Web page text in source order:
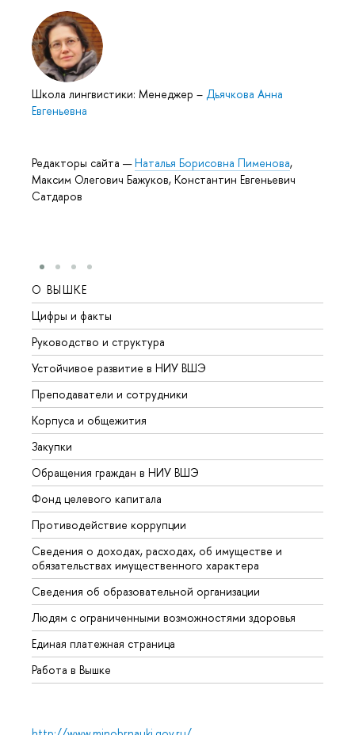
Школа лингвистики: Менеджер – Дьячкова Анна
Евгеньевна
Редакторы сайта —Наталья Борисовна Пименова,
Максим Олегович Бажуков, Константин Евгеньевич
Сатдаров
О ВЫШКЕ
Цифры и факты
Руководство и структура
Устойчивое развитие в НИУ ВШЭ
Преподаватели и сотрудники
Корпуса и общежития
Закупки
Обращения граждан в НИУ ВШЭ
Фонд целевого капитала
Противодействие коррупции
Сведения о доходах, расходах, об имуществе и
обязательствах имущественного характера
Сведения об образовательной организации
Людям с ограниченными возможностями здоровья
Единая платежная страница
Работа в Вышке